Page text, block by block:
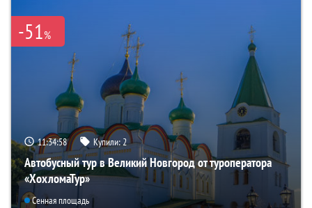
-51%
11:34:57 Купили:2
Автобусный тур в Великий Новгород от туроператора
«ХохломаТур»
Сенная площадь